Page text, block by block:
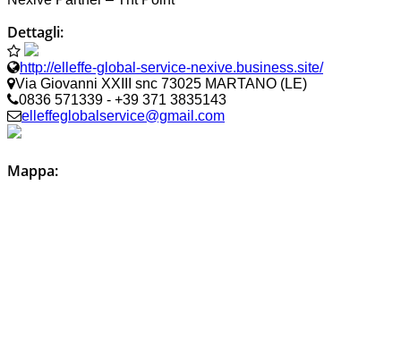
Dettagli:
http://elleffe-global-service-nexive.business.site/
Via Giovanni XXIII snc 73025 MARTANO (LE)
0836 571339 - +39 371 3835143
elleffeglobalservice@gmail.com
Mappa: